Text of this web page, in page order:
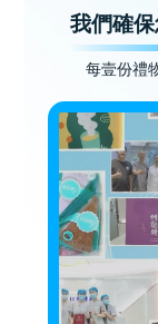
我們確
每壹份禮